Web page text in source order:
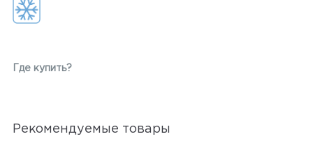
Где купить?
Рекомендуемые товары